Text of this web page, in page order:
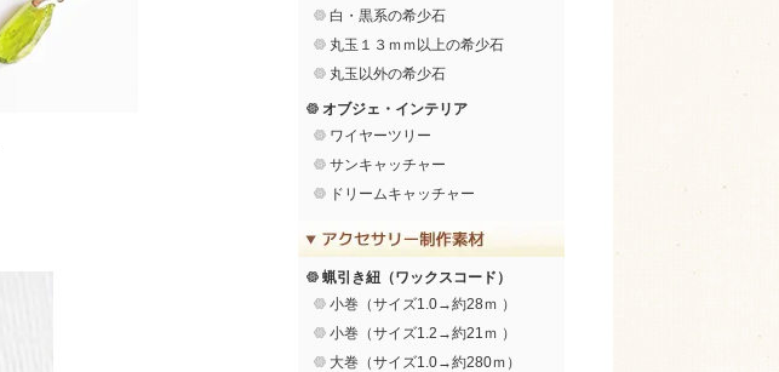
白・黒系の希少石
丸玉１３ｍｍ以上の希少石
丸玉以外の希少石
オブジェ・インテリア
ワイヤーツリー
サンキャッチャー
ドリームキャッチャー
蝋引き紐（ワックスコード）
小巻（サイズ1.0→約28ｍ ）
小巻（サイズ1.2→約21ｍ ）
大巻（サイズ1.0→約280ｍ）